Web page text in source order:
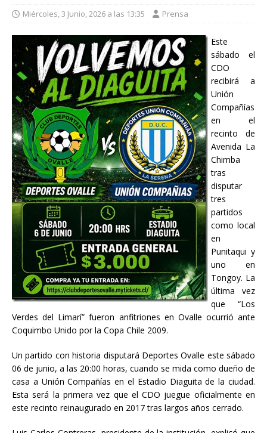
Miércoles, 3 Junio, 2026 a las 13:35 Prensa
Este
sábado el
CDO
recibirá a
Unión
Compañías
en el
recinto de
Avenida La
Chimba
tras
disputar
tres
partidos
como local
en
Punitaqui y
uno en
Tongoy. La
última vez
que “Los
Verdes del Limarí” fueron anfitriones en Ovalle ocurrió ante
Coquimbo Unido por la Copa Chile 2009.
Un partido con historia disputará Deportes Ovalle este sábado
06 de junio, a las 20:00 horas, cuando se mida como dueño de
casa a Unión Compañías en el Estadio Diaguita de la ciudad.
Esta será la primera vez que el CDO juegue oficialmente en
este recinto reinaugurado en 2017 tras largos años cerrado.